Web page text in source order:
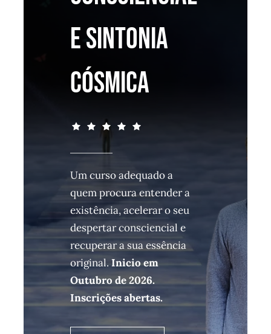
E SINTONIA
CÓSMICA
Um curso adequado a
quem procura entender a
existência, acelerar o seu
despertar consciencial e
recuperar a sua essência
original. Inicio em
Outubro de 2026.
Inscrições abertas.